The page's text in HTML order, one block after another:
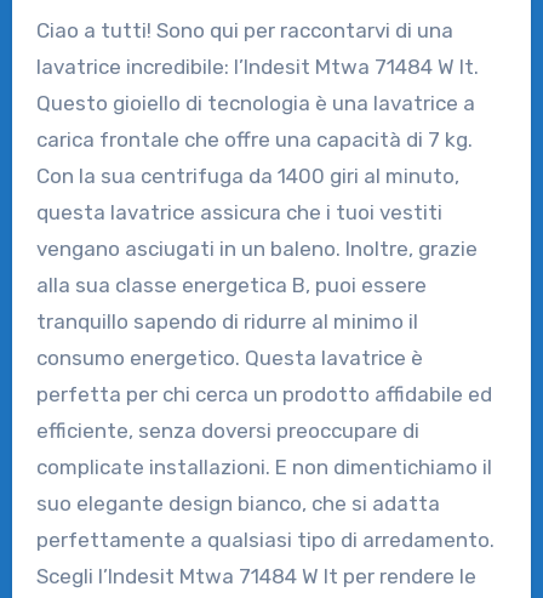
Ciao a tutti! Sono qui per raccontarvi di una
lavatrice incredibile: l’Indesit Mtwa 71484 W It.
Questo gioiello di tecnologia è una lavatrice a
carica frontale che offre una capacità di 7 kg.
Con la sua centrifuga da 1400 giri al minuto,
questa lavatrice assicura che i tuoi vestiti
vengano asciugati in un baleno. Inoltre, grazie
alla sua classe energetica B, puoi essere
tranquillo sapendo di ridurre al minimo il
consumo energetico. Questa lavatrice è
perfetta per chi cerca un prodotto affidabile ed
efficiente, senza doversi preoccupare di
complicate installazioni. E non dimentichiamo il
suo elegante design bianco, che si adatta
perfettamente a qualsiasi tipo di arredamento.
Scegli l’Indesit Mtwa 71484 W It per rendere le